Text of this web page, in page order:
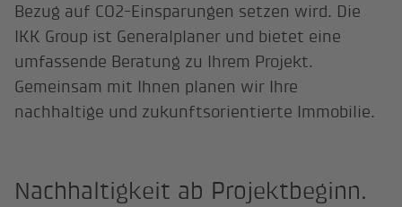
Bezug auf CO2-Einsparungen setzen wird. Die
IKK Group ist Generalplaner und bietet eine
umfassende Beratung zu Ihrem Projekt.
Gemeinsam mit Ihnen planen wir Ihre
nachhaltige und zukunftsorientierte Immobilie.
Nachhaltigkeit ab Projektbeginn.